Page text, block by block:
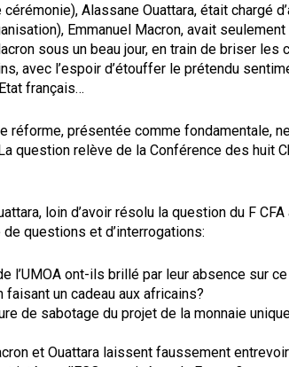
Alassane Ouattara, était chargé
Emmanuel Macron, avait seulement
sous un beau jour, en train de briser les
avec l’espoir d’étouffer le prétendu
français…
réforme, présentée comme fondamentale,
question relève de la Conférence des huit
loin d’avoir résolu la question du F
questions et d’interrogations:
l’UMOA ont-ils brillé par leur absence sur
un cadeau aux africains?
de sabotage du projet de la monnaie unique
et Ouattara laissent faussement